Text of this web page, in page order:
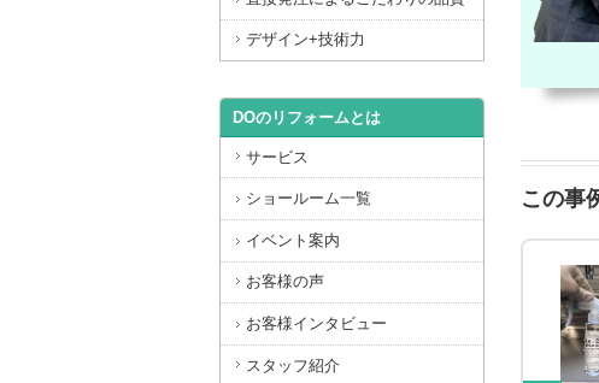
この事
デザイン+技術力
DOのリフォームとは
サービス
ショールーム一覧
イベント案内
お客様の声
お客様インタビュー
スタッフ紹介